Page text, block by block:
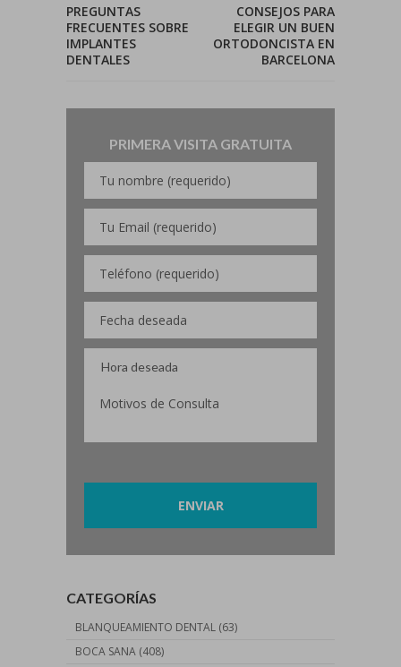
PREGUNTAS
FRECUENTES SOBRE
IMPLANTES
DENTALES
CONSEJOS PARA
ELEGIR UN BUEN
ORTODONCISTA EN
BARCELONA
PRIMERA VISITA GRATUITA
CATEGORÍAS
BLANQUEAMIENTO DENTAL (63)
BOCA SANA (408)